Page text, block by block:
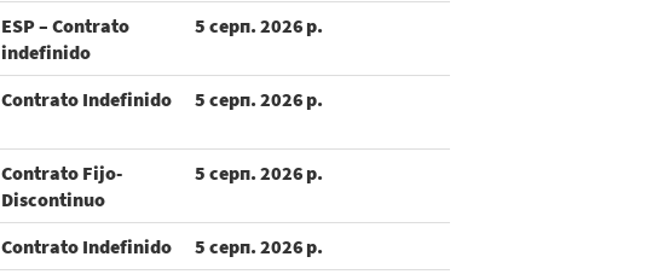
ESP – Contrato
indefinido
5 серп. 2026 р.
Contrato Indefinido 5 серп. 2026 р.
Contrato Fijo-
Discontinuo
5 серп. 2026 р.
Contrato Indefinido
5 серп. 2026 р.